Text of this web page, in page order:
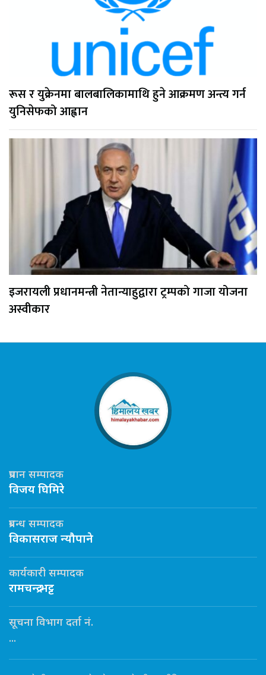
रूस र युक्रेनमा बालबालिकामाथि हुने आक्रमण अन्त्य गर्न
युनिसेफको आह्वान
इजरायली प्रधानमन्त्री नेतान्याहुद्वारा ट्रम्पको गाजा योजना
अस्वीकार
प्रधान सम्पादक
विजय घिमिरे
प्रबन्ध सम्पादक
विकासराज न्यौपाने
कार्यकारी सम्पादक
रामचन्द्र भट्ट
सूचना विभाग दर्ता नं.
...